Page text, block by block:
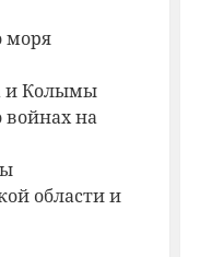
моря
и Колымы
войнах на
области и